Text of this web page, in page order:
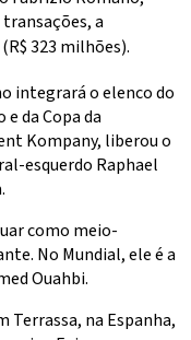
a
323 milhões).
integrará o elenco do
da Copa da
Kompany, liberou o
esquerdo Raphael
como meio-
No Mundial, ele é a
Ouahbi.
Terrassa, na Espanha,